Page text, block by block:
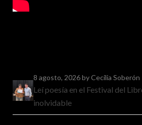
8 agosto, 2026by Cecilia Soberón
Leí poesía en el Festival del
inolvidable